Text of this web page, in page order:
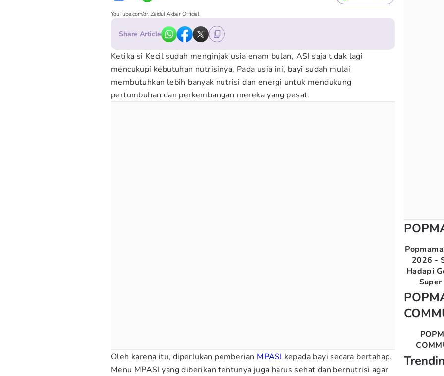
YouTube.com/dr. Zaidul Akbar Official
Share Article
Ketika si Kecil sudah menginjak usia enam bulan, ASI saja tidak lagi
mencukupi kebutuhan nutrisinya. Pada usia ini, bayi sudah mulai
membutuhkan lebih banyak nutrisi dan energi untuk mendukung
pertumbuhan dan perkembangan mereka yang pesat.
Oleh karena itu, diperlukan pemberian MPASI kepada bayi secara bertahap.
Menu MPASI yang diberikan tentunya juga harus sehat dan bernutrisi agar
2026 -
Hadapi